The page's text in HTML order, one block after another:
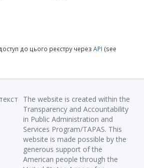
до цього реєстру через API (see
The website is created within the
Transparency and Accountability
in Public Administration and
Services Program/TAPAS. This
website is made possible by the
generous support of the
American people through the